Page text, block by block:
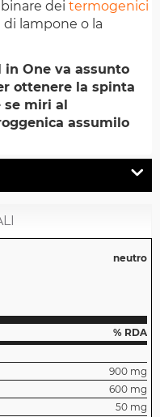
dei termogenici
lampone o la
in One va assunto
ottenere la spinta
miri al
assumilo
neutro
% RDA
900 mg
600 mg
50 mg